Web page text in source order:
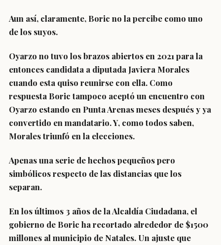
Aun así, claramente, Boric no la percibe como uno
de los suyos.
Oyarzo no tuvo los brazos abiertos en 2021 para la
entonces candidata a diputada Javiera Morales
cuando esta quiso reunirse con ella. Como
respuesta Boric tampoco aceptó un encuentro con
Oyarzo estando en Punta Arenas meses después y ya
convertido en mandatario. Y, como todos saben,
Morales triunfó en la elecciones.
Apenas una serie de hechos pequeños pero
simbólicos respecto de las distancias que los
separan.
En los últimos 3 años de la Alcaldía Ciudadana, el
gobierno de Boric ha recortado alrededor de $1500
millones al municipio de Natales. Un ajuste que